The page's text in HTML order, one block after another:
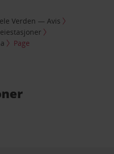
Verden — Avis
Page